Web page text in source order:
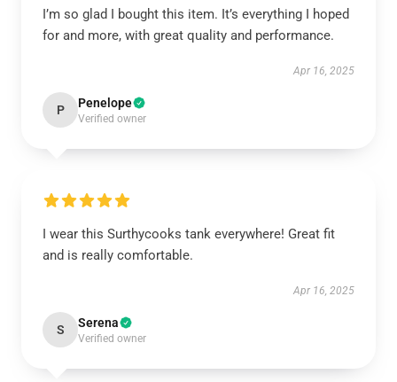
I’m so glad I bought this item. It’s everything I hoped
for and more, with great quality and performance.
Apr 16, 2025
P Penelope
Verified owner
I wear this Surthycooks tank everywhere! Great fit
and is really comfortable.
Apr 16, 2025
S Serena
Verified owner